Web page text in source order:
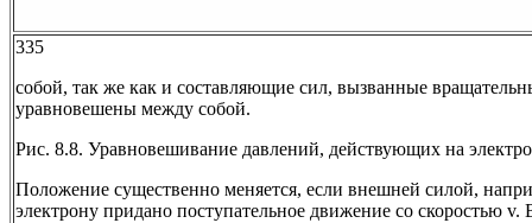
335
собой, так же как и составляющие сил, вызванные
уравновешены между собой.
Рис. 8.8. Уравновешивание давлений, действующих на
Положение существенно меняется, если внешней силой,
электрону придано поступательное движение со скоростью v.